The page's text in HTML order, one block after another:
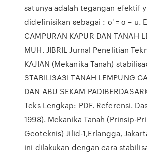
satunya adalah tegangan efektif
didefinisikan sebagai : σ' = σ – u.
CAMPURAN KAPUR DAN TANAH
MUH. JIBRIL Jurnal Penelitian
KAJIAN (Mekanika Tanah)
STABILISASI TANAH LEMPUNG
DAN ABU SEKAM
Teks Lengkap: PDF. Referensi.
1998). Mekanika Tanah (Prinsip-
Geoteknis) Jilid-1,Erlangga,
ini dilakukan dengan cara